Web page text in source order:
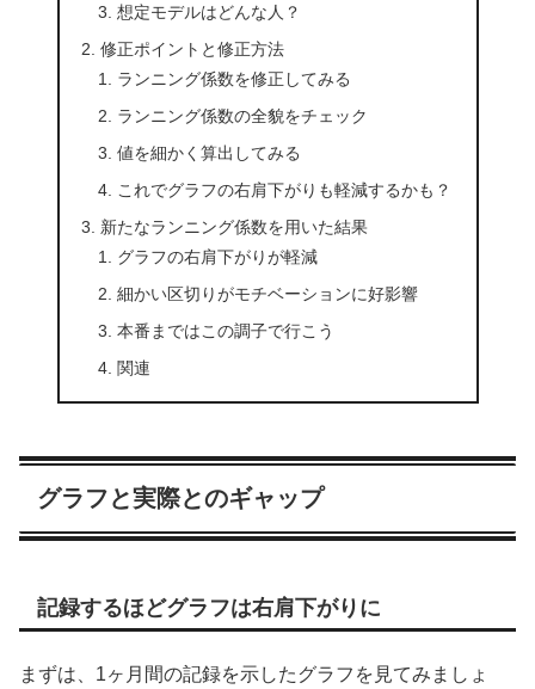
想定モデルはどんな人？
修正ポイントと修正方法
ランニング係数を修正してみる
ランニング係数の全貌をチェック
値を細かく算出してみる
これでグラフの右肩下がりも軽減するかも？
新たなランニング係数を用いた結果
グラフの右肩下がりが軽減
細かい区切りがモチベーションに好影響
本番まではこの調子で行こう
関連
グラフと実際とのギャップ
記録するほどグラフは右肩下がりに
まずは、1ヶ月間の記録を示したグラフを見てみましょ